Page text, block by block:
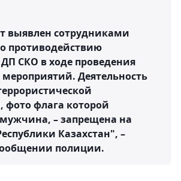
выявлен сотрудниками
противодействию
СКО в ходе проведения
Деятельность
фото флага которой
– запрещена на
Казахстан", –
полиции.